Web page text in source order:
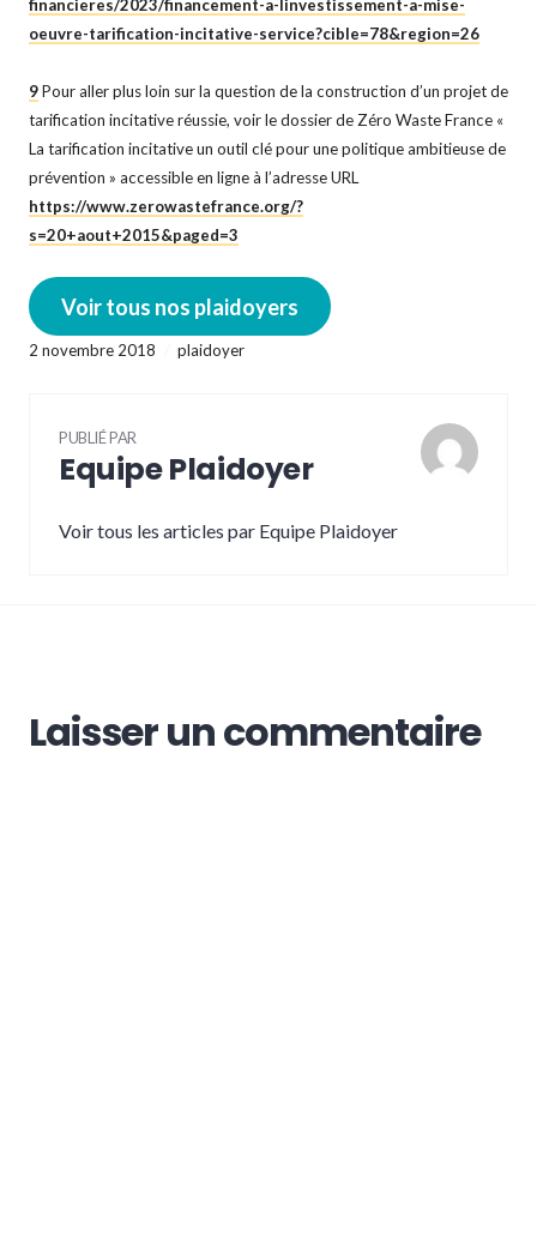
financieres/2023/financement-a-linvestissement-a-mise-
oeuvre-tarification-incitative-service?cible=78&region=26
9Pour aller plus loin sur la question de la construction d’un projet de
tarification incitative réussie, voir le dossier de Zéro Waste France «
La tarification incitative un outil clé pour une politique ambitieuse de
prévention » accessible en ligne à l’adresse URL
https://www.zerowastefrance.org/?
s=20+aout+2015&paged=3
Voir tous nos plaidoyers
2 novembre 2018 plaidoyer
PUBLIÉ PAR
Equipe Plaidoyer
Voir tous les articles par Equipe Plaidoyer
Laisser un commentaire